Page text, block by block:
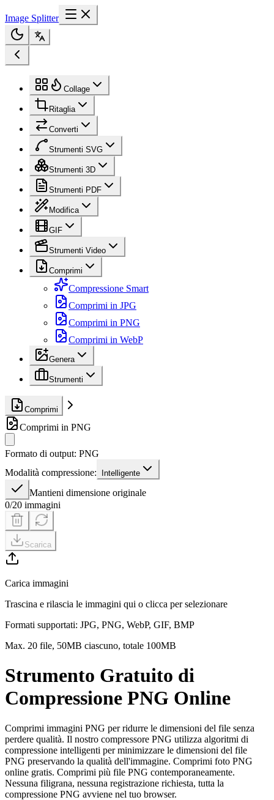
Image Splitter
Collage
Ritaglia
Converti
Strumenti SVG
Strumenti 3D
Strumenti PDF
Modifica
GIF
Strumenti Video
Comprimi
Compressione Smart
Comprimi in JPG
Comprimi in PNG
Comprimi in WebP
Genera
Strumenti
Comprimi
Comprimi in PNG
Formato di output: PNG
Modalità compressione: Intelligente
Mantieni dimensione originale
0/20 immagini
Scarica
Carica immagini
Trascina e rilascia le immagini qui o clicca per selezionare
Formati supportati: JPG, PNG, WebP, GIF, BMP
Max. 20 file, 50MB ciascuno, totale 100MB
Strumento Gratuito di
Compressione PNG Online
Comprimi immagini PNG per ridurre le dimensioni del file senza
perdere qualità. Il nostro compressore PNG utilizza algoritmi di
compressione intelligenti per minimizzare le dimensioni del file
PNG preservando la qualità dell'immagine. Comprimi foto PNG
online gratis. Comprimi più file PNG contemporaneamente.
Nessuna filigrana, nessuna registrazione richiesta, tutta la
compressione PNG avviene nel tuo browser.